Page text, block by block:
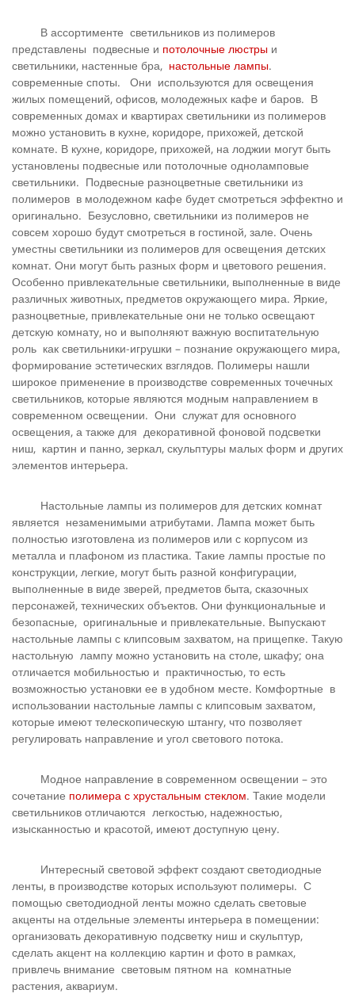
В ассортименте светильников из полимеров
представлены подвесные и потолочные люстры и
светильники, настенные бра, настольные лампы.
современные споты. Они используются для освещения
жилых помещений, офисов, молодежных кафе и баров. В
современных домах и квартирах светильники из полимеров
можно установить в кухне, коридоре, прихожей, детской
комнате. В кухне, коридоре, прихожей, на лоджии могут быть
установлены подвесные или потолочные одноламповые
светильники. Подвесные разноцветные светильники из
полимеров в молодежном кафе будет смотреться эффектно и
оригинально. Безусловно, светильники из полимеров не
совсем хорошо будут смотреться в гостиной, зале. Очень
уместны светильники из полимеров для освещения детских
комнат. Они могут быть разных форм и цветового решения.
Особенно привлекательные светильники, выполненные в виде
различных животных, предметов окружающего мира. Яркие,
разноцветные, привлекательные они не только освещают
детскую комнату, но и выполняют важную воспитательную
роль как светильники-игрушки – познание окружающего мира,
формирование эстетических взглядов. Полимеры нашли
широкое применение в производстве современных точечных
светильников, которые являются модным направлением в
современном освещении. Они служат для основного
освещения, а также для декоративной фоновой подсветки
ниш, картин и панно, зеркал, скульптуры малых форм и других
элементов интерьера.
Настольные лампы из полимеров для детских комнат
является незаменимыми атрибутами. Лампа может быть
полностью изготовлена из полимеров или с корпусом из
металла и плафоном из пластика. Такие лампы простые по
конструкции, легкие, могут быть разной конфигурации,
выполненные в виде зверей, предметов быта, сказочных
персонажей, технических объектов. Они функциональные и
безопасные, оригинальные и привлекательные. Выпускают
настольные лампы с клипсовым захватом, на прищепке. Такую
настольную лампу можно установить на столе, шкафу; она
отличается мобильностью и практичностью, то есть
возможностью установки ее в удобном месте. Комфортные в
использовании настольные лампы с клипсовым захватом,
которые имеют телескопическую штангу, что позволяет
регулировать направление и угол светового потока.
Модное направление в современном освещении – это
сочетание полимера с хрустальным стеклом. Такие модели
светильников отличаются легкостью, надежностью,
изысканностью и красотой, имеют доступную цену.
Интересный световой эффект создают светодиодные
ленты, в производстве которых используют полимеры. С
помощью светодиодной ленты можно сделать световые
акценты на отдельные элементы интерьера в помещении:
организовать декоративную подсветку ниш и скульптур,
сделать акцент на коллекцию картин и фото в рамках,
привлечь внимание световым пятном на комнатные
растения, аквариум.